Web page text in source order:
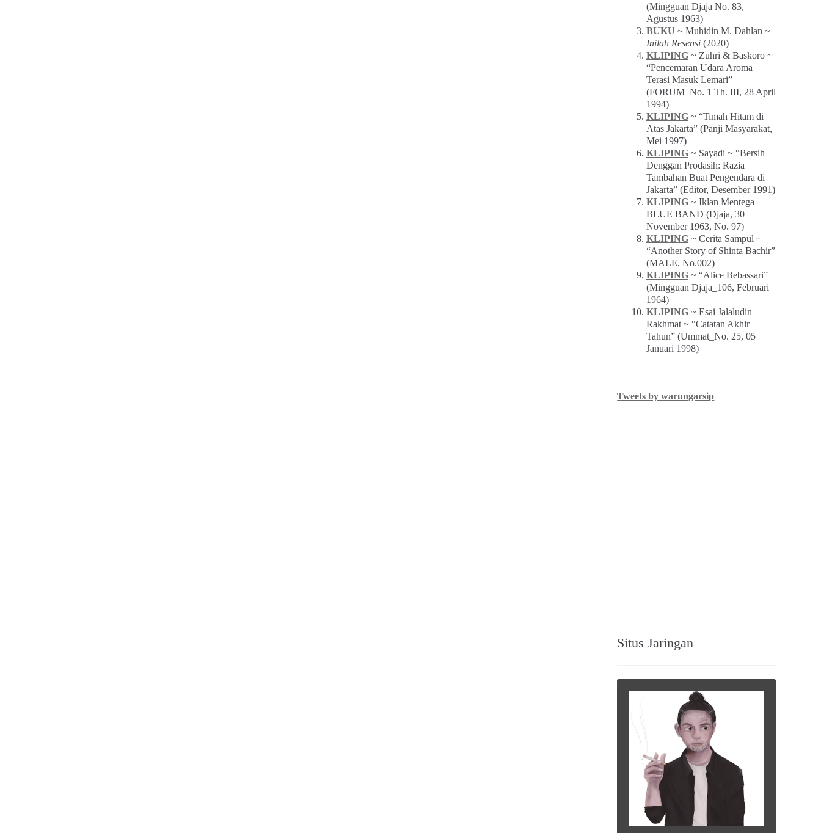
(Mingguan Djaja No. 83,
Agustus 1963)
BUKU ~ Muhidin M. Dahlan ~
Inilah Resensi(2020)
KLIPING~ Zuhri & Baskoro ~
“Pencemaran Udara Aroma
Terasi Masuk Lemari”
(FORUM_No. 1 Th. III, 28 April
1994)
KLIPING~ “Timah Hitam di
Atas Jakarta” (Panji Masyarakat,
Mei 1997)
KLIPING~ Sayadi ~ “Bersih
Denggan Prodasih: Razia
Tambahan Buat Pengendara di
Jakarta” (Editor, Desember 1991)
KLIPING~ Iklan Mentega
BLUE BAND (Djaja, 30
November 1963, No. 97)
KLIPING~ Cerita Sampul ~
“Another Story of Shinta Bachir”
(MALE, No.002)
KLIPING~ “Alice Bebassari”
(Mingguan Djaja_106, Februari
1964)
KLIPING~ Esai Jalaludin
Rakhmat ~ “Catatan Akhir
Tahun” (Ummat_No. 25, 05
Januari 1998)
Tweets by warungarsip
Situs Jaringan